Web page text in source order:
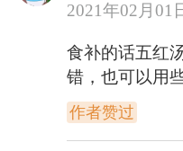
2021年02月01
食补的话五红
错，也可以用
作者赞过